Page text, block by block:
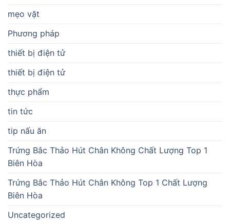
mẹo vặt
Phương pháp
thiết bị điện tử
thiết bị điện tử
thực phẩm
tin tức
tip nấu ăn
Trứng Bắc Thảo Hút Chân Không Chất Lượng Top 1
Biên Hòa
Trứng Bắc Thảo Hút Chân Không Top 1 Chất Lượng
Biên Hòa
Uncategorized